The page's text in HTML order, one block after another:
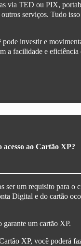
via TED ou PIX,
serviços. Tudo
investir e
a facilidade e eficiência
ao Cartão XP?
ser um requisito para o
Digital e do cartão
um cartão XP.
XP, você poderá